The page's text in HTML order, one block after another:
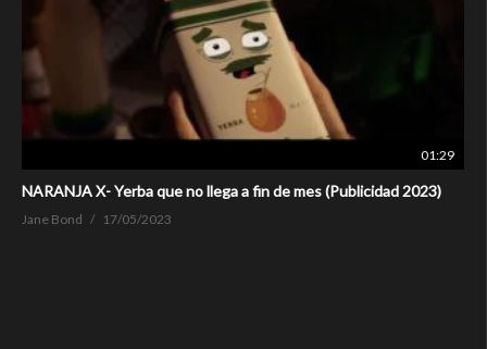
01:29
NARANJA X- Yerba que no llega a fin de mes (Publicidad 2023)
Jane Bond 17/05/2023